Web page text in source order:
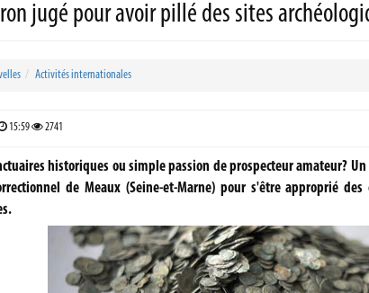
jugé pour avoir pillé des sites
Activités internationales
15:59 2741
historiques ou simple passion de prospecteur amateur?
de Meaux (Seine-et-Marne) pour s'être approprié